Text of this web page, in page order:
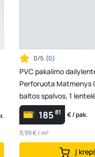
0/5 (0)
PVC pakalimo
Perforuota Matmenys
baltos spalvos, 1
18581 € / pak.
9,99 € / m²
Į